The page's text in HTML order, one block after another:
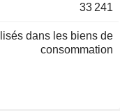
polyester, des films
produits. Le segment
en fibres naturelles,
soie, des tissus et
fournit des
33 241
dans les biens de
consommation